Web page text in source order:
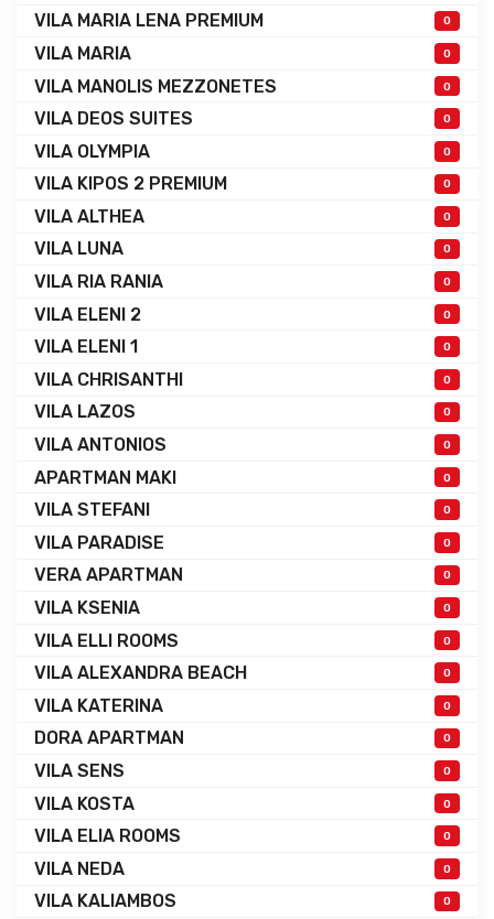
VILA MARIA LENA PREMIUM 0
VILA MARIA 0
VILA MANOLIS MEZZONETES 0
VILA DEOS SUITES 0
VILA OLYMPIA 0
VILA KIPOS 2 PREMIUM 0
VILA ALTHEA 0
VILA LUNA 0
VILA RIA RANIA 0
VILA ELENI 2 0
VILA ELENI 1 0
VILA CHRISANTHI 0
VILA LAZOS 0
VILA ANTONIOS 0
APARTMAN MAKI 0
VILA STEFANI 0
VILA PARADISE 0
VERA APARTMAN 0
VILA KSENIA 0
VILA ELLI ROOMS 0
VILA ALEXANDRA BEACH 0
VILA KATERINA 0
DORA APARTMAN 0
VILA SENS 0
VILA KOSTA 0
VILA ELIA ROOMS 0
VILA NEDA 0
VILA KALIAMBOS 0